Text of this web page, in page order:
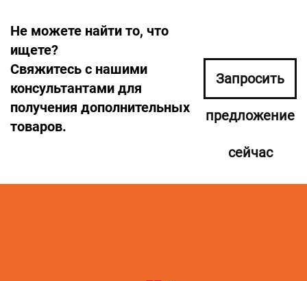
Не можете найти то, что
ищете?
Свяжитесь с нашими
консультантами для
получения дополнительных
товаров.
Запросить
предложение
сейчас